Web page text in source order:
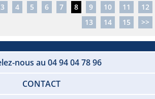
3 4 5 6 7 8 9 10 11
12
13
14 15 >>
nous au 04 94 04 78 96
CONTACT